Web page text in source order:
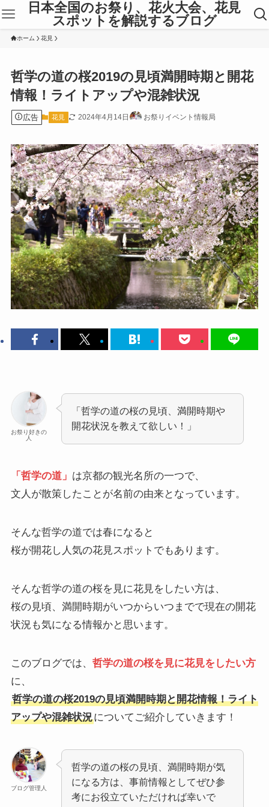
日本全国のお祭り、花火大会、花見
スポットを解説するブログ
ホーム 花見
哲学の道の桜2019の見頃満開時期と開花
情報！ライトアップや混雑状況
広告 花見 2024年4月14日 お祭りイベント情報局
お祭り好きの
人
「哲学の道の桜の見頃、満開時期や
開花状況を教えて欲しい！」
「哲学の道」 は京都の観光名所の一つで、
文人が散策したことが名前の由来となっています。
そんな哲学の道では春になると
桜が開花し人気の花見スポットでもあります。
そんな哲学の道の桜を見に花見をしたい方は、
桜の見頃、満開時期がいつからいつまでで現在の開花
状況も気になる情報かと思います。
このブログでは、 哲学の道の桜を見に花見をしたい方
に、
哲学の道の桜2019の見頃満開時期と開花情報！ライト
アップや混雑状況についてご紹介していきます！
ブログ管理人
哲学の道の桜の見頃、満開時期が気
になる方は、事前情報としてぜひ参
考にお役立ていただければ幸いで